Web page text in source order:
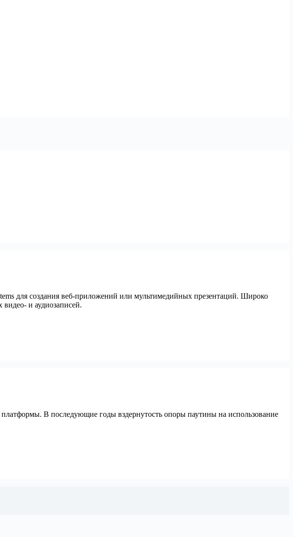
для создания веб-приложений или мультимедийных презентаций. Широко
видео- и аудиозаписей.
платформы. В последующие годы вздернутость опоры паутины на использование